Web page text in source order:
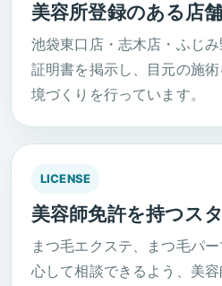
美容所登録のある店
池袋東口店・志木店・ふじ
証明書を掲示し、目元の施
境づくりを行っています。
LICENSE
美容師免許を持つス
まつ毛エクステ、まつ毛パ
心して相談できるよう、美